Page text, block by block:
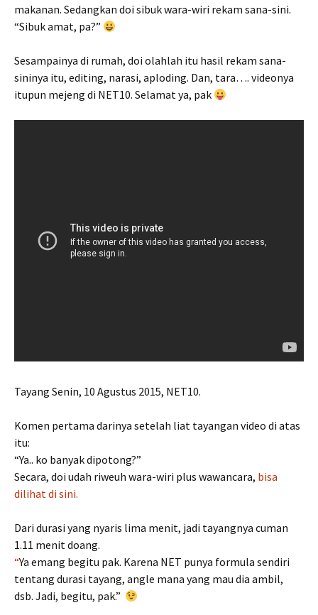
makanan. Sedangkan doi sibuk wara-wiri rekam sana-sini.
“Sibuk amat, pa?”
Sesampainya di rumah, doi olahlah itu hasil rekam sana-
sininya itu, editing, narasi, aploding. Dan, tara…. videonya
itupun mejeng di NET10. Selamat ya, pak
Tayang Senin, 10 Agustus 2015, NET10.
Komen pertama darinya setelah liat tayangan video di atas
itu:
“Ya.. ko banyak dipotong?”
Secara, doi udah riweuh wara-wiri plus wawancara, bisa
dilihat di sini.
Dari durasi yang nyaris lima menit, jadi tayangnya cuman
1.11 menit doang.
“Ya emang begitu pak. Karena NET punya formula sendiri
tentang durasi tayang, angle mana yang mau dia ambil,
dsb. Jadi, begitu, pak.”